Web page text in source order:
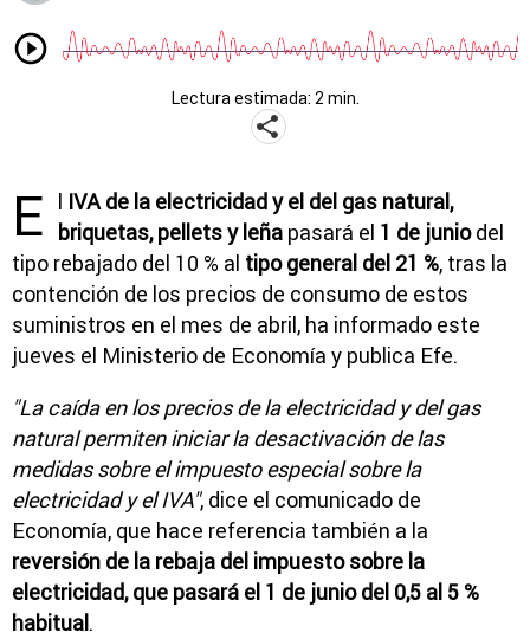
Lectura estimada: 2 min.
E l IVA de la electricidad y el del gas natural,
briquetas, pellets y leña pasará el 1 de juniodel
tipo rebajado del 10 % al tipo general del 21 %, tras la
contención de los precios de consumo de estos
suministros en el mes de abril, ha informado este
jueves el Ministerio de Economía y publica Efe.
"La caída en los precios de la electricidad y del gas
natural permiten iniciar la desactivación de las
medidas sobre el impuesto especial sobre la
electricidad y el IVA", dice el comunicado de
Economía, que hace referencia también a la
reversión de la rebaja del impuesto sobre la
electricidad, que pasará el 1 de junio del 0,5 al 5 %
habitual.